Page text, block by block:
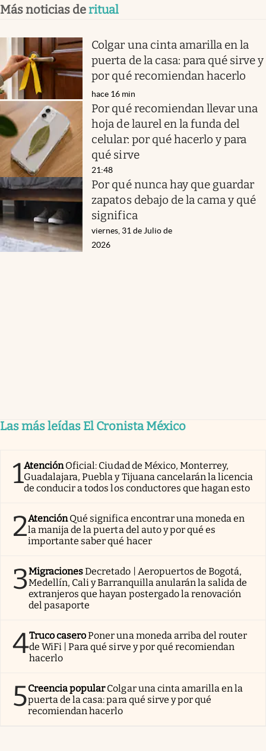
Más noticias deritual
Colgar una cinta amarilla en la
puerta de la casa: para qué sirve y
por qué recomiendan hacerlo
hace 16 min
Por qué recomiendan llevar una
hoja de laurel en la funda del
celular: por qué hacerlo y para
qué sirve
21:48
Por qué nunca hay que guardar
zapatos debajo de la cama y qué
significa
viernes, 31 de Julio de
2026
Las más leídas El Cronista México
1AtenciónOficial: Ciudad de México, Monterrey,
Guadalajara, Puebla y Tijuana cancelarán la licencia
de conducir a todos los conductores que hagan esto
2AtenciónQué significa encontrar una moneda en
la manija de la puerta del auto y por qué es
importante saber qué hacer
3MigracionesDecretado | Aeropuertos de Bogotá,
Medellín, Cali y Barranquilla anularán la salida de
extranjeros que hayan postergado la renovación
del pasaporte
4Truco caseroPoner una moneda arriba del router
de WiFi | Para qué sirve y por qué recomiendan
hacerlo
5Creencia popularColgar una cinta amarilla en la
puerta de la casa: para qué sirve y por qué
recomiendan hacerlo